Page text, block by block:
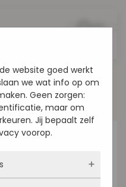
en Zachte broodjes
website goed werkt
we wat info op om
Geen zorgen:
maar om
Jij bepaalt zelf
voorop.